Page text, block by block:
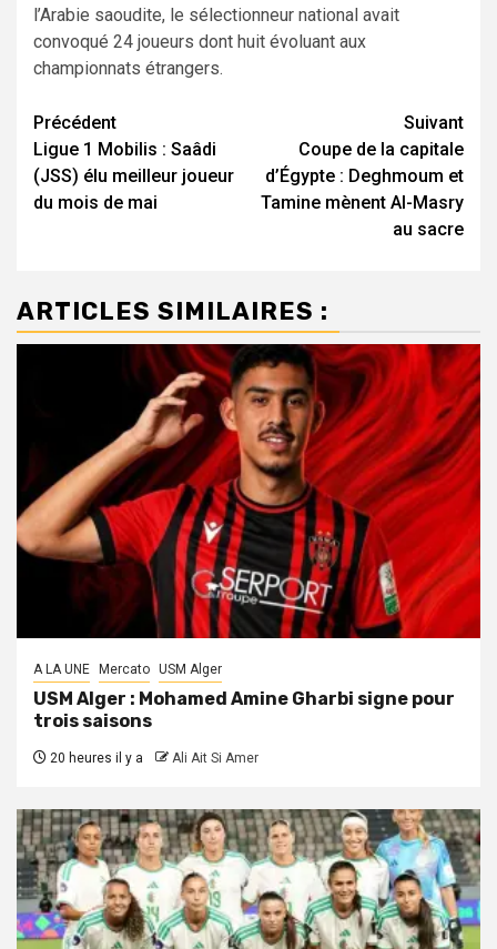
l’Arabie saoudite, le sélectionneur national avait
convoqué 24 joueurs dont huit évoluant aux
championnats étrangers.
Navigation
d’article
Précédent
Ligue 1 Mobilis : Saâdi
(JSS) élu meilleur joueur
du mois de mai
Suivant
Coupe de la capitale
d’Égypte : Deghmoum et
Tamine mènent Al-Masry
au sacre
ARTICLES SIMILAIRES :
A LA UNE Mercato USM Alger
USM Alger : Mohamed Amine Gharbi signe pour
trois saisons
20 heures il y a Ali Ait Si Amer